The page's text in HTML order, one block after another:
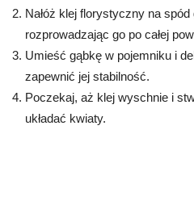
Nałóż klej florystyczny na
rozprowadzając go po całej
Umieść gąbkę w pojemniku i
zapewnić jej stabilność.
Poczekaj, aż klej wyschnie i
układać kwiaty.